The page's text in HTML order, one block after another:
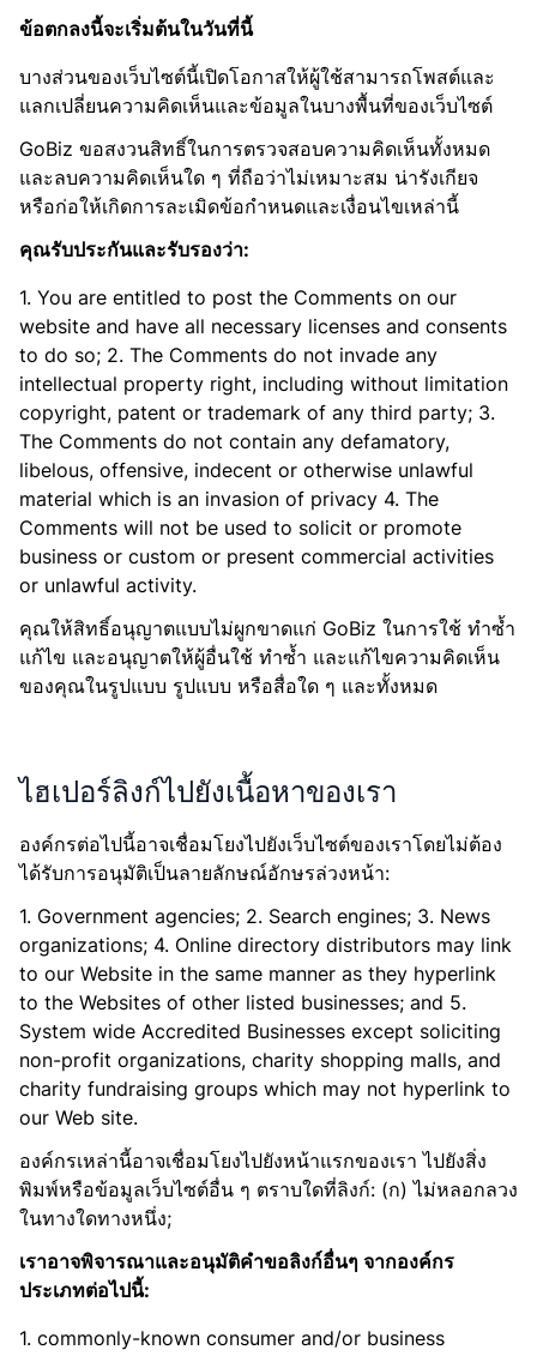
ข้อตกลงนี้จะเริ่มต้นในวันที่นี้
บางส่วนของเว็บไซต์นี้เปิดโอกาสให้ผู้ใช้สามารถโพสต์และ
แลกเปลี่ยนความคิดเห็นและข้อมูลในบางพื้นที่ของเว็บไซต์
GoBiz ขอสงวนสิทธิ์ในการตรวจสอบความคิดเห็นทั้งหมด
และลบความคิดเห็นใด ๆ ที่ถือว่าไม่เหมาะสม น่ารังเกียจ
หรือก่อให้เกิดการละเมิดข้อกำหนดและเงื่อนไขเหล่านี้
คุณรับประกันและรับรองว่า:
1. You are entitled to post the Comments on our
website and have all necessary licenses and consents
to do so; 2. The Comments do not invade any
intellectual property right, including without limitation
copyright, patent or trademark of any third party; 3.
The Comments do not contain any defamatory,
libelous, offensive, indecent or otherwise unlawful
material which is an invasion of privacy 4. The
Comments will not be used to solicit or promote
business or custom or present commercial activities
or unlawful activity.
คุณให้สิทธิ์อนุญาตแบบไม่ผูกขาดแก่ GoBiz ในการใช้ ทำซ้ำ
แก้ไข และอนุญาตให้ผู้อื่นใช้ ทำซ้ำ และแก้ไขความคิดเห็น
ของคุณในรูปแบบ รูปแบบ หรือสื่อใด ๆ และทั้งหมด
ไฮเปอร์ลิงก์ไปยังเนื้อหาของเรา
องค์กรต่อไปนี้อาจเชื่อมโยงไปยังเว็บไซต์ของเราโดยไม่ต้อง
ได้รับการอนุมัติเป็นลายลักษณ์อักษรล่วงหน้า:
1. Government agencies; 2. Search engines; 3. News
organizations; 4. Online directory distributors may link
to our Website in the same manner as they hyperlink
to the Websites of other listed businesses; and 5.
System wide Accredited Businesses except soliciting
non-profit organizations, charity shopping malls, and
charity fundraising groups which may not hyperlink to
our Web site.
องค์กรเหล่านี้อาจเชื่อมโยงไปยังหน้าแรกของเรา ไปยังสิ่ง
พิมพ์หรือข้อมูลเว็บไซต์อื่น ๆ ตราบใดที่ลิงก์: (ก) ไม่หลอกลวง
ในทางใดทางหนึ่ง;
เราอาจพิจารณาและอนุมัติคำขอลิงก์อื่นๆ จากองค์กร
ประเภทต่อไปนี้:
1. commonly-known consumer and/or business